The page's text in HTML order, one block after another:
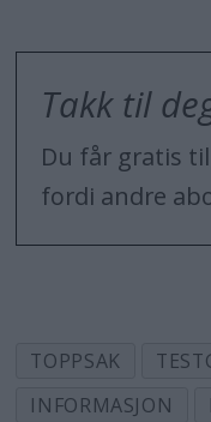
Takk til
Du får gratis
fordi andre
råd og tips til
også vil bidra,
TOPPSAK
INFORMASJON